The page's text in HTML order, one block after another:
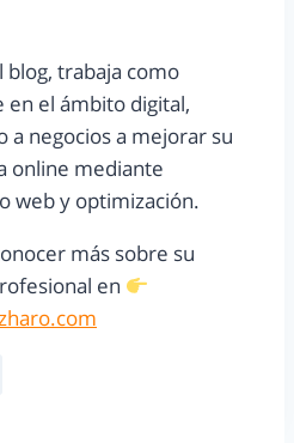
blog, trabaja como
en el ámbito digital,
a negocios a mejorar su
online mediante
web y optimización.
más sobre su
en